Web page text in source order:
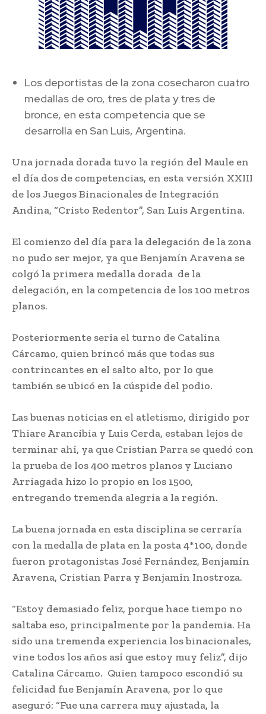
Los deportistas de la zona cosecharon cuatro
medallas de oro, tres de plata y tres de
bronce, en esta competencia que se
desarrolla en San Luis, Argentina.
Una jornada dorada tuvo la región del Maule en
el día dos de competencias, en esta versión XXIII
de los Juegos Binacionales de Integración
Andina, “Cristo Redentor”, San Luis Argentina.
El comienzo del día para la delegación de la zona
no pudo ser mejor, ya que Benjamín Aravena se
colgó la primera medalla dorada de la
delegación, en la competencia de los 100 metros
planos.
Posteriormente sería el turno de Catalina
Cárcamo, quien brincó más que todas sus
contrincantes en el salto alto, por lo que
también se ubicó en la cúspide del podio.
Las buenas noticias en el atletismo, dirigido por
Thiare Arancibia y Luis Cerda, estaban lejos de
terminar ahí, ya que Cristian Parra se quedó con
la prueba de los 400 metros planos y Luciano
Arriagada hizo lo propio en los 1500,
entregando tremenda alegria a la región.
La buena jornada en esta disciplina se cerraría
con la medalla de plata en la posta 4*100, donde
fueron protagonistas José Fernández, Benjamín
Aravena, Cristian Parra y Benjamín Inostroza.
“Estoy demasiado feliz, porque hace tiempo no
saltaba eso, principalmente por la pandemia. Ha
sido una tremenda experiencia los binacionales,
vine todos los años así que estoy muy feliz”, dijo
Catalina Cárcamo. Quien tampoco escondió su
felicidad fue Benjamín Aravena, por lo que
aseguró: “Fue una carrera muy ajustada, la